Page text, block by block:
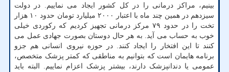
بینیم، مراکز درمانی را در کل کشور ایجاد می نماییم. در دولت
سیزدهم در همین چند ماه با اعتبار ۲۰۰۰ میلیارد تومان حدود ۱۰ هزار
تخت را در حدود ۷۹ مرکز درمانی تجهیز کردیم که رکوردی خیلی
خوب به حساب می آید. به هر حال دوستان بصورت جهادی عمل می
کنند تا این افتخار را ایجاد کنند. در حوزه نیروی انسانی هم جزو
برنامه هایمان است که بتوانیم به مناطقی که کمتر پزشک متخصص،
عمومی یا دندانپزشک دارند، بیشتر پزشک اعزام نماییم. البته باید